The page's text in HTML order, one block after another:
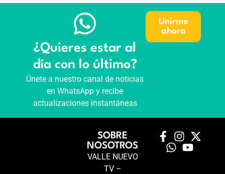
¿Quieres estar al
día con lo último?
Únete a nuestro canal de noticias
en WhatsApp y recibe
actualizaciones instantáneas
Unirme
ahora
SOBRE
NOSOTROS
VALLE NUEVO
TV –